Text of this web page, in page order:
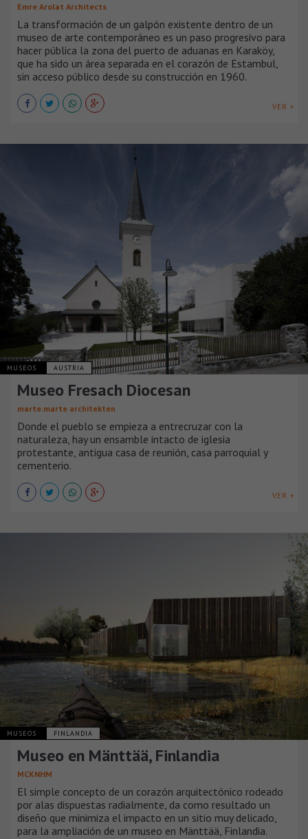
Emre Arolat Architects
La transformación de un galpón existente dentro de un
museo de arte contemporáneo es un paso progresivo para
hacer pública la zona del puerto de aduanas en Karaköy,
que ha sido un área separada en el corazón de Estambul,
sin acceso público desde su construcción en 1960.
VER +
MUSEOS AUSTRIA
Museo Fresach Diocesan
marte.marte architekten
Donde el pueblo se empieza a entrecruzar con la
naturaleza, hay un ensamble intacto de iglesia
protestante, antigua casa de reunión, casa parroquial y
cementerio.
VER +
MUSEOS FINLANDIA
Museo en Mänttää, Finlandia
MCKNHM
El simple concepto de un corazón arquitectónico rodeado
por alas dispuestas radialmente, da como resultado un
diseño que minimiza el impacto en un sitio muy delicado,
para la ampliación de un museo en Mänttää, Finlandia.